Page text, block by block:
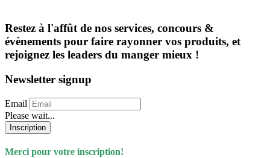
Restez à l'affût de nos services, concours &
évènements pour faire rayonner vos produits, et
rejoignez les leaders du manger mieux !
Newsletter signup
Email
Please wait...
Inscription
Merci pour votre inscription!